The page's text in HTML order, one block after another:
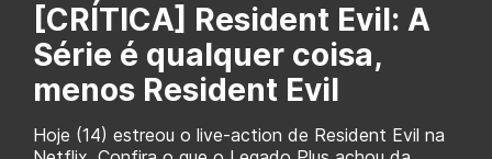
[CRÍTICA] Resident Evil: A
Série é qualquer coisa,
menos Resident Evil
Hoje (14) estreou o live-action de Resident Evil na